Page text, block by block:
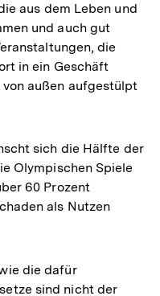
aus dem Leben und
und auch gut
die
in ein Geschäft
außen aufgestülpt
sich die Hälfte der
Olympischen Spiele
60 Prozent
als Nutzen
die dafür
sind nicht der